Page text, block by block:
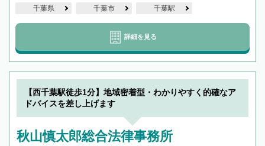
千葉県 千葉市 千葉駅
詳細を見る
【西千葉駅徒歩1分】地域密着型・わかりやすく的確なア
ドバイスを差し上げます
秋山慎太郎総合法律事務所